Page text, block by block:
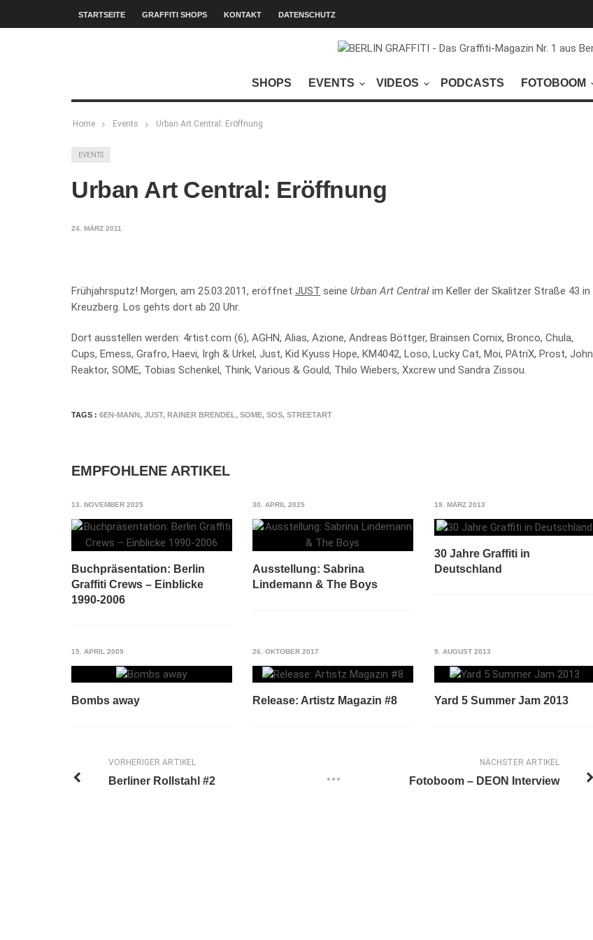
STARTSEITE GRAFFITI SHOPS KONTAKT DATENSCHUTZ
SHOPS EVENTS VIDEOS PODCASTS FOTOBOOM
Home Events Urban Art Central: Eröffnung
EVENTS
Urban Art Central: Eröffnung
24. MÄRZ 2011
Frühjahrsputz! Morgen, am 25.03.2011, eröffnet JUST seine Urban Art Central im Keller der Skalitzer Straße 43 in
Kreuzberg. Los gehts dort ab 20 Uhr.
Dort ausstellen werden: 4rtist.com (6), AGHN, Alias, Azione, Andreas Böttger, Brainsen Comix, Bronco, Chula,
Cups, Emess, Grafro, Haevi, Irgh & Urkel, Just, Kid Kyuss Hope, KM4042, Loso, Lucky Cat, Moi, PAtriX, Prost, John
Reaktor, SOME, Tobias Schenkel, Think, Various & Gould, Thilo Wiebers, Xxcrew und Sandra Zissou.
TAGS : 6EN-MANN, JUST, RAINER BRENDEL , SOME, SOS, STREETART
EMPFOHLENE ARTIKEL
13. NOVEMBER 2025
Buchpräsentation: Berlin
Graffiti Crews – Einblicke
1990-2006
30. APRIL 2025
Ausstellung: Sabrina
Lindemann & The Boys
19. MÄRZ 2013
30 Jahre Graffiti in
Deutschland
15. APRIL 2009
Bombs away
26. OKTOBER 2017
Release: Artistz Magazin #8
9. AUGUST 2013
Yard 5 Summer Jam 2013
NÄCHSTER ARTIKEL
Fotoboom – DEON Interview
VORHERIGER ARTIKEL
Berliner Rollstahl #2